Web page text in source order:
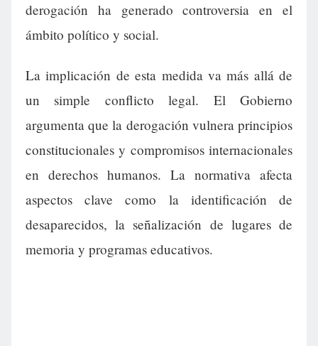
derogación ha generado controversia en el
ámbito político y social.
La implicación de esta medida va más allá de
un simple conflicto legal. El Gobierno
argumenta que la derogación vulnera principios
constitucionales y compromisos internacionales
en derechos humanos. La normativa afecta
aspectos clave como la identificación de
desaparecidos, la señalización de lugares de
memoria y programas educativos.